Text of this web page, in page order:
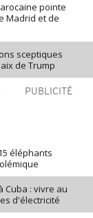
pointe
Madrid et de
sceptiques
de Trump
PUBLICITÉ
éléphants
Cuba : vivre au
d'électricité